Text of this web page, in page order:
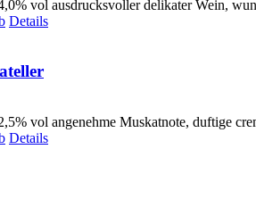
vol ausdrucksvoller delikater Wein,
Details
vol angenehme Muskatnote, duftige
Details